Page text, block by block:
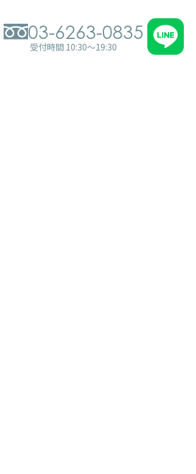
03-6263-0835
受付時間 10:30～19:30